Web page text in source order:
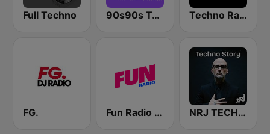
Full Techno 90s90s Techno Techno Radio
FG. Fun Radio FRANCE NRJ TECHNO STORY